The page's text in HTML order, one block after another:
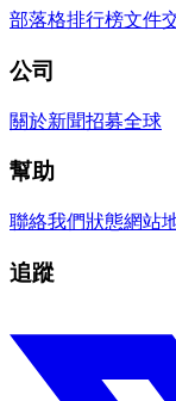
部落格排行榜文件
公司
關於新聞招募全球
幫助
聯絡我們狀態網站
追蹤